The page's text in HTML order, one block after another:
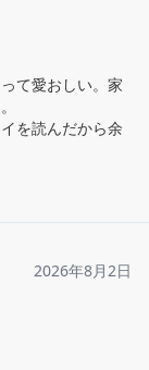
て愛おしい。家
を読んだから余
2026年8月2日